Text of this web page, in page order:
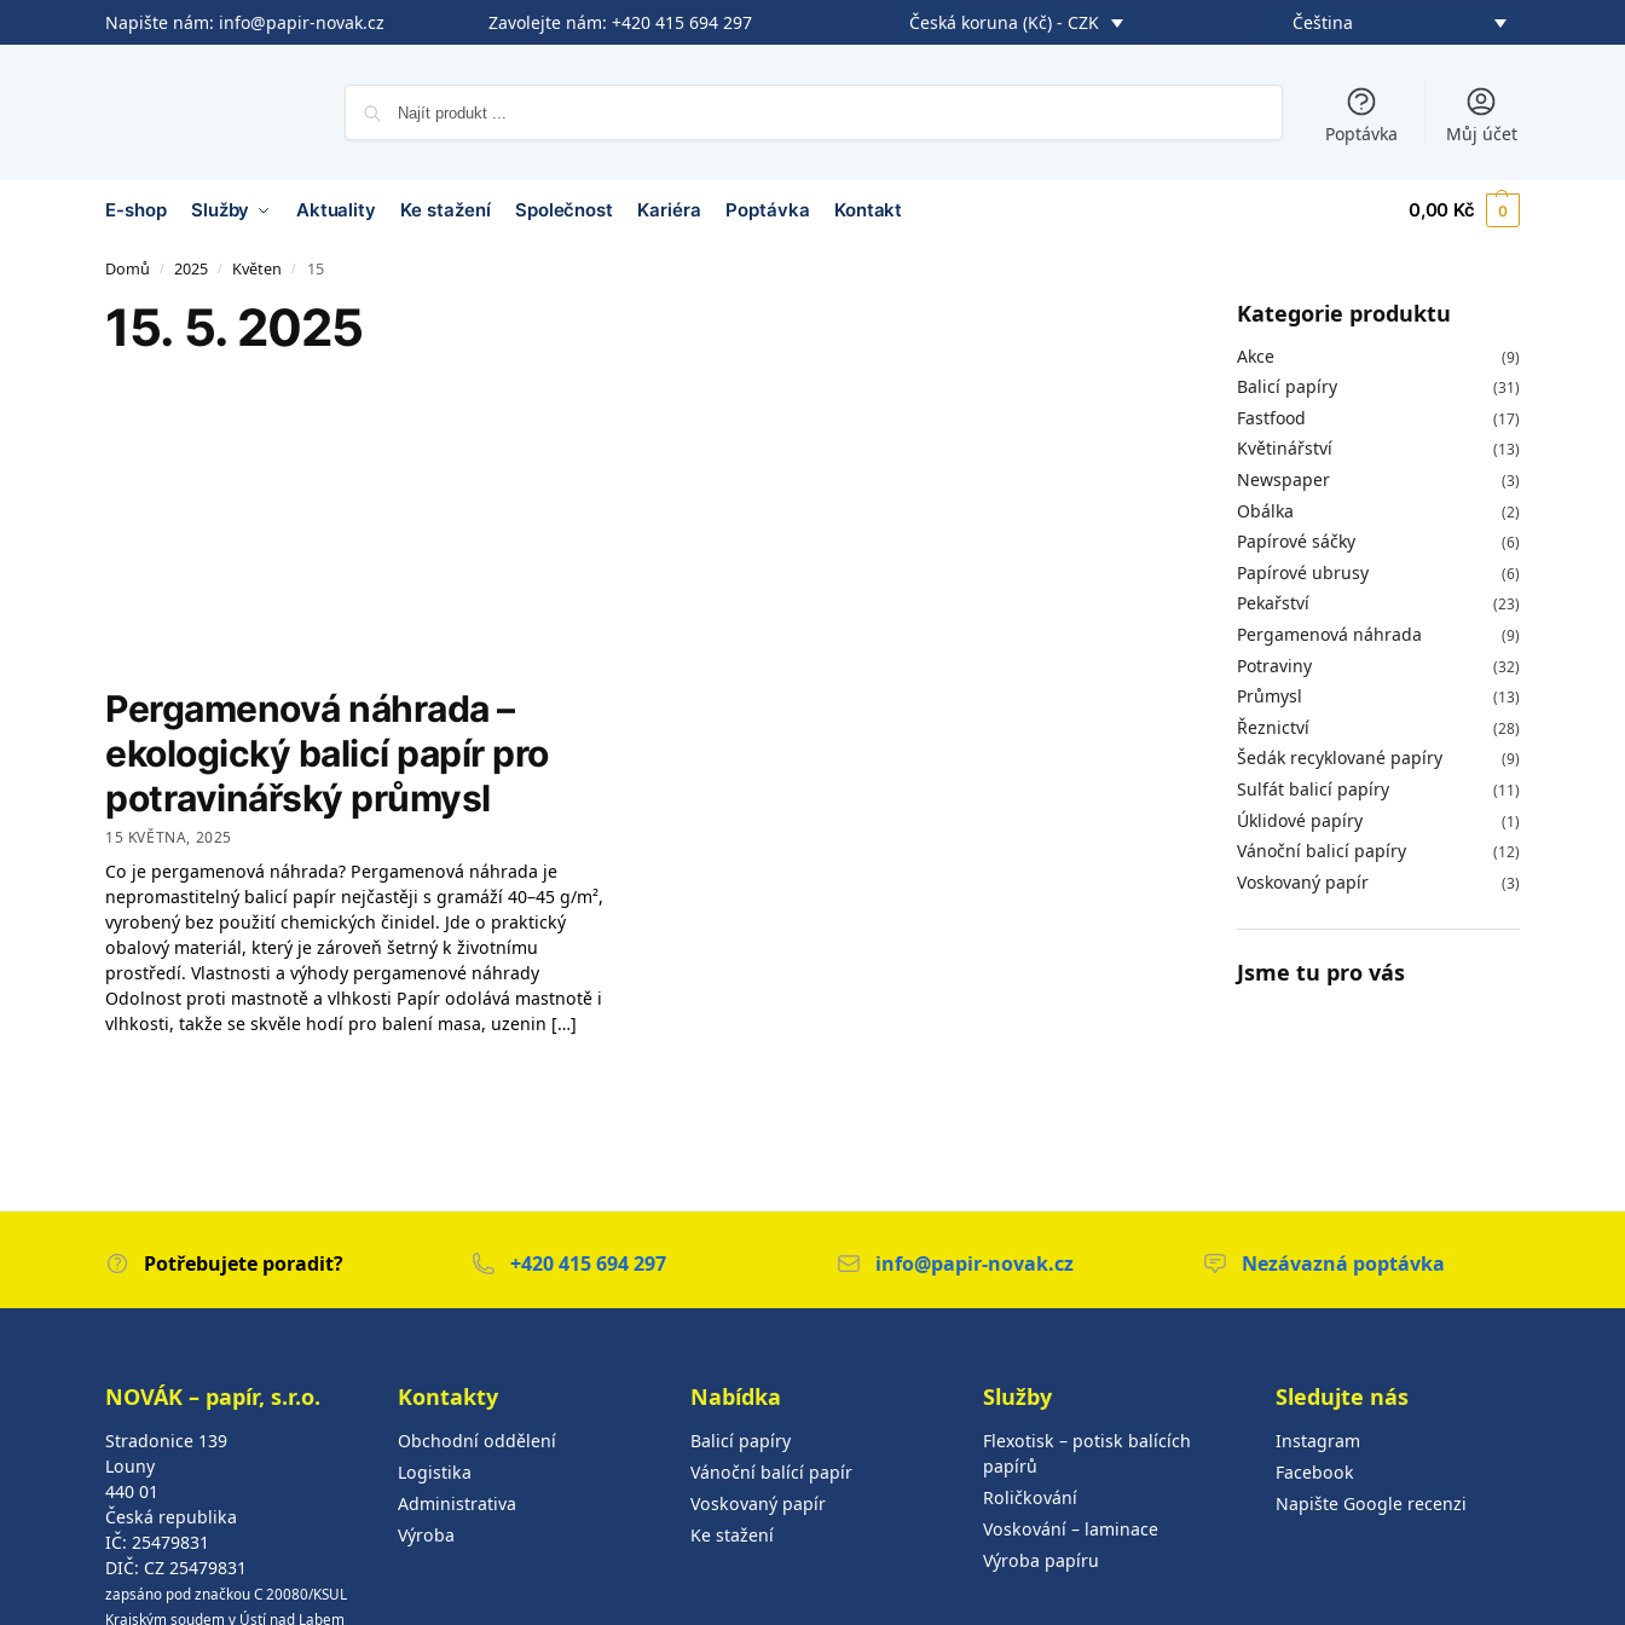
Napište nám: info@papir-novak.cz Zavolejte nám:+420 415 694 297 Česká koruna (Kč) - CZK Čeština
Poptávka Můj účet
E-shop Služby Aktuality Ke stažení Společnost Kariéra Poptávka Kontakt 0,00 Kč 0
Domů / 2025 / Květen / 15
15. 5. 2025
Pergamenová náhrada –
ekologický balicí papír pro
potravinářský průmysl
15 KVĚTNA, 2025
Co je pergamenová náhrada? Pergamenová náhrada je
nepromastitelný balicí papír nejčastěji s gramáží 40–45 g/m²,
vyrobený bez použití chemických činidel. Jde o praktický
obalový materiál, který je zároveň šetrný k životnímu
prostředí. Vlastnosti a výhody pergamenové náhrady
Odolnost proti mastnotě a vlhkosti Papír odolává mastnotě i
vlhkosti, takže se skvěle hodí pro balení masa, uzenin […]
Kategorie produktu
Akce (9)
Balicí papíry (31)
Fastfood (17)
Květinářství (13)
Newspaper (3)
Obálka (2)
Papírové sáčky (6)
Papírové ubrusy (6)
Pekařství (23)
Pergamenová náhrada (9)
Potraviny (32)
Průmysl (13)
Řeznictví (28)
Šedák recyklované papíry (9)
Sulfát balicí papíry (11)
Úklidové papíry (1)
Vánoční balicí papíry (12)
Voskovaný papír (3)
Jsme tu pro vás
Potřebujete poradit? +420 415 694 297 info@papir-novak.cz Nezávazná poptávka
NOVÁK – papír, s.r.o.
Stradonice 139
Louny
440 01
Česká republika
IČ: 25479831
DIČ: CZ 25479831
zapsáno pod značkou C 20080/KSUL
Krajským soudem v Ústí nad Labem
Kontakty
Obchodní oddělení
Logistika
Administrativa
Výroba
Nabídka
Balicí papíry
Vánoční balící papír
Voskovaný papír
Ke stažení
Služby
Flexotisk – potisk balících
papírů
Roličkování
Voskování – laminace
Výroba papíru
Sledujte nás
Instagram
Facebook
Napište Google recenzi